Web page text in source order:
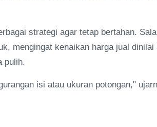
strategi agar tetap bertahan.
mengingat kenaikan harga jual dinilai
pulih.
isi atau ukuran potongan,"